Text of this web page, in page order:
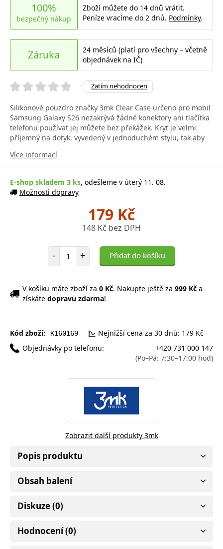
100%
bezpečný nákup
Zboží můžete do 14 dnů vrátit.
Peníze vracíme do 2 dnů. Podmínky.
Záruka
24 měsíců (platí pro všechny – včetně
objednávek na IČ)
Zatím nehodnocen
Silikonové pouzdro značky 3mk Clear Case určeno pro mobil
Samsung Galaxy S26 nezakrývá žádné konektory ani tlačítka
telefonu používat jej můžete bez překážek. Kryt je velmi
příjemný na dotyk, vyvedený v jednoduchém stylu, tak aby
Více informací
E-shop skladem 3 ks, odešleme v úterý 11. 08.
Možnosti dopravy
179 Kč
148 Kč bez DPH
- Počet položek
+ Přidat do košíku
V košíku máte zboží za 0 Kč. Nakupte ještě za 999 Kč a
získáte dopravu zdarma!
Kód zboží: K160169
Nejnižší cena za 30 dnů: 179 Kč
Objednávky po telefonu:
+420 731 000 147
(Po–Pá: 7:30–17:00 hod)
Zobrazit další produkty 3mk
Popis produktu
Obsah balení
Diskuze (0)
Hodnocení (0)